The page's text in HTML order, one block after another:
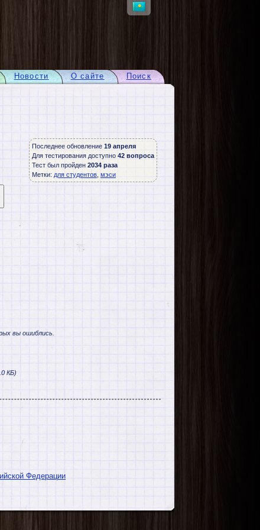
Поиск
О сайте
Новости
Последнее обновление 19 апреля
Для тестирования доступно 42 вопроса
Тест был пройден 2034 раза
Метки: для студентов мэси
вы ошиблись.
КБ)
Федерации